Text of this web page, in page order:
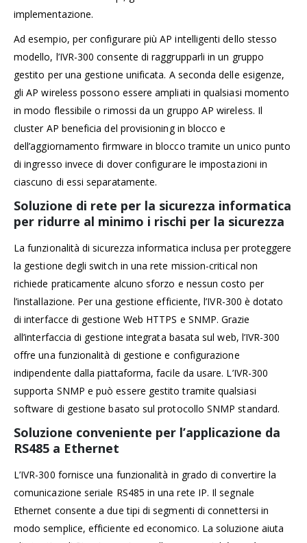
implementazione.
Ad esempio, per configurare più AP intelligenti dello stesso
modello, l’IVR-300 consente di raggrupparli in un gruppo
gestito per una gestione unificata. A seconda delle esigenze,
gli AP wireless possono essere ampliati in qualsiasi momento
in modo flessibile o rimossi da un gruppo AP wireless. Il
cluster AP beneficia del provisioning in blocco e
dell’aggiornamento firmware in blocco tramite un unico punto
di ingresso invece di dover configurare le impostazioni in
ciascuno di essi separatamente.
Soluzione di rete per la sicurezza informatica
per ridurre al minimo i rischi per la sicurezza
La funzionalità di sicurezza informatica inclusa per proteggere
la gestione degli switch in una rete mission-critical non
richiede praticamente alcuno sforzo e nessun costo per
l’installazione. Per una gestione efficiente, l’IVR-300 è dotato
di interfacce di gestione Web HTTPS e SNMP. Grazie
all’interfaccia di gestione integrata basata sul web, l’IVR-300
offre una funzionalità di gestione e configurazione
indipendente dalla piattaforma, facile da usare. L’IVR-300
supporta SNMP e può essere gestito tramite qualsiasi
software di gestione basato sul protocollo SNMP standard.
Soluzione conveniente per l’applicazione da
RS485 a Ethernet
L’IVR-300 fornisce una funzionalità in grado di convertire la
comunicazione seriale RS485 in una rete IP. Il segnale
Ethernet consente a due tipi di segmenti di connettersi in
modo semplice, efficiente ed economico. La soluzione aiuta